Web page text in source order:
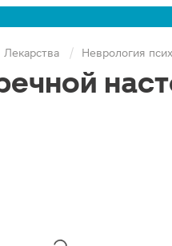
Лекарства Неврология